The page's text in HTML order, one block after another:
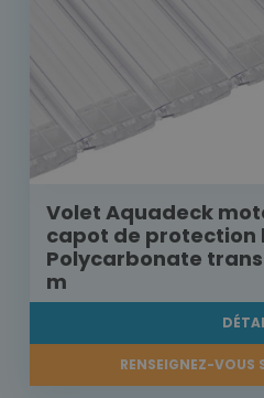
Volet Aquadeck
capot de protection
Polycarbonate
m
RENSEIGNEZ-VOUS